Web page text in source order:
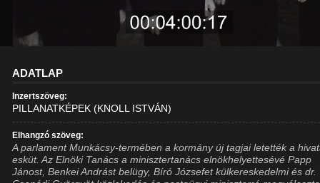
ADATLAP
Inzertszöveg:
PILLANATKÉPEK (KNOLL ISTVÁN)
Elhangzó szöveg:
A parlament Munkácsy-termében a kormány új tagjai letették a
esküt. Az Elnöki Tanács a minisztertanács elnökhelyettesévé Papp
Jánost, Benkei Andrást belügy, Bíró Józsefet külkereskedelmi és dr.